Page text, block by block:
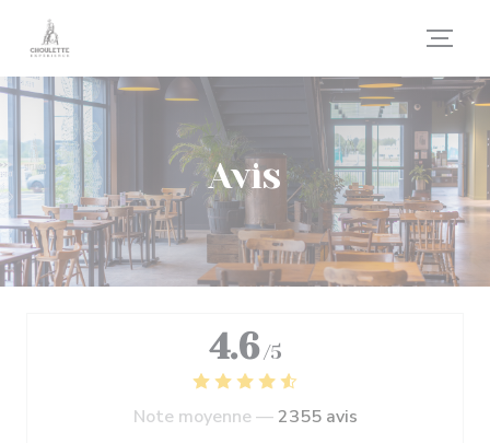
Personnalisation de vos choix en matière de cookies
Avis
4.6 /5
Note moyenne —2355 avis